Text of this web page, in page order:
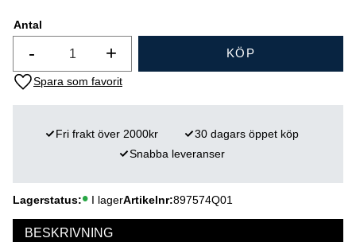
Antal
+
- KÖP
Lägg till i favoriter
Lagerstatus I lagerArtikelnr 897574Q01
Fri frakt över 2000kr
30 dagars öppet köp
Snabba leveranser
BESKRIVNING